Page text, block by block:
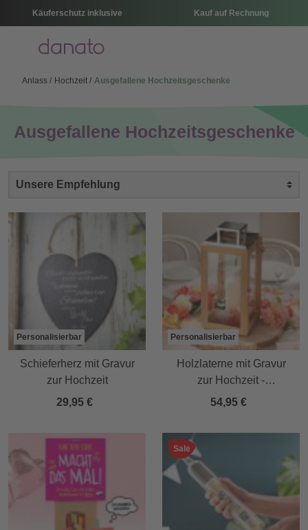
Käuferschutz inklusive Kauf auf Rechnung
Menü
Anlass Hochzeit Ausgefallene Hochzeitsgeschenke
Ausgefallene Hochzeitsgeschenke
Personalisierbar
Schieferherz mit Gravur
zur Hochzeit
29,95 €
Personalisierbar
Holzlaterne mit Gravur
zur Hochzeit -
Personalisiert
54,95 €
Sale